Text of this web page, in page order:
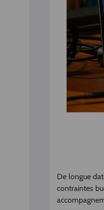
De longue
contraintes